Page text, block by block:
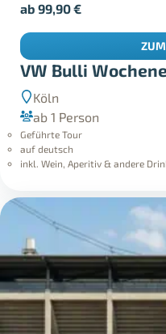
VW Bulli
Köln
ab 1 Person
Geführte Tour
auf deutsch
inkl. Wein, Aperitiv & andere
ab99,90€